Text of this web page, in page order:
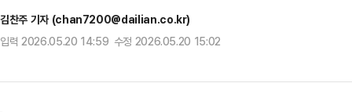
김찬주 기자 (chan7200@dailian.co.kr)
입력 2026.05.20 14:59 수정 2026.05.20 15:02